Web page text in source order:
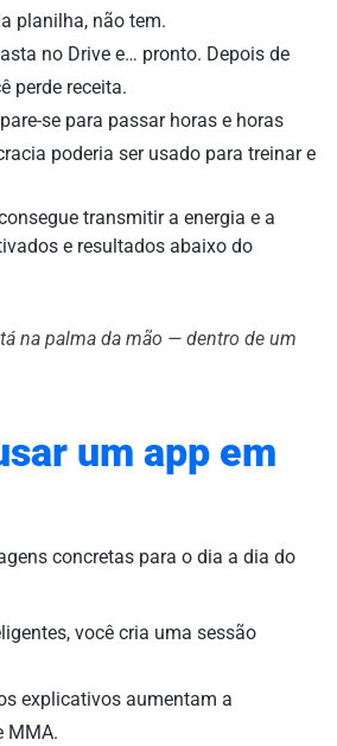
planilha, não tem.
no Drive e… pronto. Depois de
perde receita.
se para passar horas e horas
poderia ser usado para treinar e
transmitir a energia e a
e resultados abaixo do
na palma da mão — dentro de um
um app em
concretas para o dia a dia do
você cria uma sessão
explicativos aumentam a
MMA.